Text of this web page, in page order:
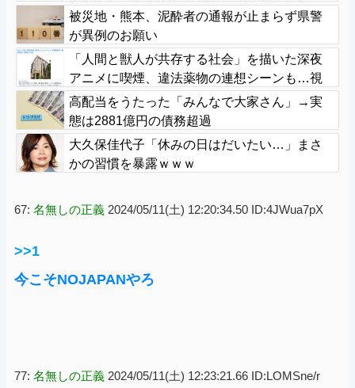
ント盆ダンスも
被災地・熊本、泥酔者の通報が止まらず県警
が異例のお願い
「人間と獣人が共存する社会」を描いた深夜
アニメに喫煙、違法薬物の連想シーンも…視
聴者批判でBPO議論
高配当をうたった「みんなで大家さん」→実
態は2881億円の債務超過
大久保佳代子「休みの日はだいたい…」まさ
かの習慣を暴露ｗｗｗ
67: 名無しの正義 2024/05/11(土) 12:20:34.50 ID:4JWua7pX
>>1
今こそNOJAPANやろ
77: 名無しの正義 2024/05/11(土) 12:23:21.66 ID:LOMSne/r